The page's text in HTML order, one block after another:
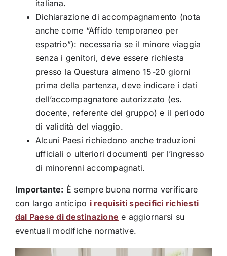
italiana.
Dichiarazione di accompagnamento (nota
anche come “Affido temporaneo per
espatrio”): necessaria se il minore viaggia
senza i genitori, deve essere richiesta
presso la Questura almeno 15-20 giorni
prima della partenza, deve indicare i dati
dell’accompagnatore autorizzato (es.
docente, referente del gruppo) e il periodo
di validità del viaggio.
Alcuni Paesi richiedono anche traduzioni
ufficiali o ulteriori documenti per l’ingresso
di minorenni accompagnati.
Importante: È sempre buona norma verificare
con largo anticipo i requisiti specifici richiesti
dal Paese di destinazione e aggiornarsi su
eventuali modifiche normative.